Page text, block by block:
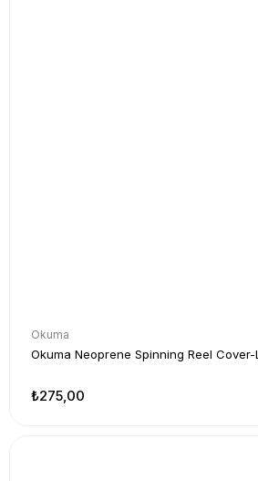
Okuma
Okuma Neoprene Spinning Reel Cover-L
₺275,00